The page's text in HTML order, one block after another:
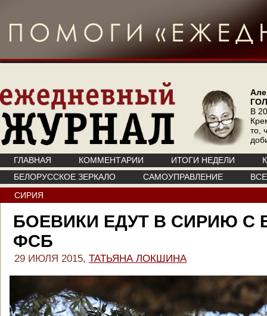
В
то,
ГЛАВНАЯ КОММЕНТАРИИ ИТОГИ НЕДЕЛИ
БЕЛОРУССКОЕ ЗЕРКАЛО
САМОУПРАВЛЕНИЕ
СИРИЯ
БОЕВИКИ ЕДУТ В СИРИЮ С
ФСБ
29 ИЮЛЯ 2015, ТАТЬЯНА ЛОКШИНА